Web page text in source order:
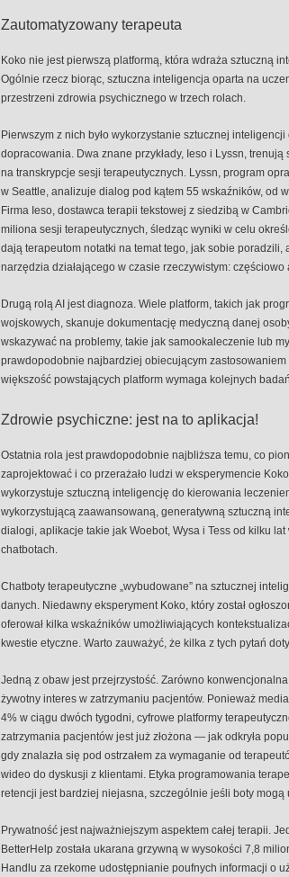
Zautomatyzowany terapeuta
Koko nie jest pierwszą platformą, która wdraża sztuczną
Ogólnie rzecz biorąc, sztuczna inteligencja oparta na
przestrzeni zdrowia psychicznego w trzech rolach.
Pierwszym z nich było wykorzystanie sztucznej
dopracowania. Dwa znane przykłady, Ieso i Lyssn,
na transkrypcje sesji terapeutycznych. Lyssn, program
w Seattle, analizuje dialog pod kątem 55 wskaźników, od
Firma Ieso, dostawca terapii tekstowej z siedzibą w
miliona sesji terapeutycznych, śledząc wyniki w celu
dają terapeutom notatki na temat tego, jak sobie
narzędzia działającego w czasie rzeczywistym:
Drugą rolą AI jest diagnoza. Wiele platform, takich jak
wojskowych, skanuje dokumentację medyczną danej
wskazywać na problemy, takie jak samookaleczenie lub
prawdopodobnie najbardziej obiecującym
​​większość powstających platform wymaga kolejnych
Zdrowie psychiczne: jest na to aplikacja!
Ostatnia rola jest prawdopodobnie najbliższa temu, co
zaprojektować i co przerażało ludzi w eksperymencie
wykorzystuje sztuczną inteligencję do kierowania
wykorzystującą zaawansowaną, generatywną sztuczną
dialogi, aplikacje takie jak Woebot, Wysa i Tess od kilku
chatbotach.
Chatboty terapeutyczne „wybudowane” na sztucznej
danych. Niedawny eksperyment Koko, który został
oferował kilka wskaźników umożliwiających
kwestie etyczne. Warto zauważyć, że kilka z tych pytań
Jedną z obaw jest przejrzystość. Zarówno
żywotny interes w zatrzymaniu pacjentów. Ponieważ
4% w ciągu dwóch tygodni, cyfrowe platformy
zatrzymania pacjentów jest już złożona — jak odkryła
gdy znalazła się pod ostrzałem za wymaganie od
wideo do dyskusji z klientami. Etyka programowania
retencji jest bardziej niejasna, szczególnie jeśli boty
Prywatność jest najważniejszym aspektem całej terapii.
BetterHelp została ukarana grzywną w wysokości 7,8
Handlu za rzekome udostępnianie poufnych informacji o